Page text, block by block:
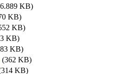
KB)
KB)
KB)
KB)
KB)
(362 KB)
KB)